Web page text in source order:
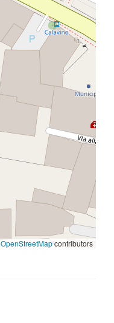
OpenStreetMapcontributors